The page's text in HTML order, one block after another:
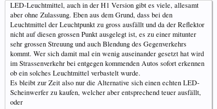
LED-Leuchtmittel, auch in der H1 Version gibt es viele, allesamt
aber ohne Zulassung. Eben aus dem Grund, dass bei den
Leuchtmittel der Leuchtpunkt zu gross ausfällt und da der Reflektor
nicht auf diesen grossen Punkt ausgelegt ist, es zu einer mitunter
sehr grossen Streuung und auch Blendung des Gegenverkehrs
kommt. Wer sich damit mal ein wenig auseinander gesetzt hat wird
im Strassenverkehr bei entgegen kommenden Autos sofort erkennen
ob ein solches Leuchtmittel verbastelt wurde.
Es bleibt zur Zeit also nur die Alternative sich einen echten LED-
Scheinwerfer zu kaufen, welcher aber entsprechend teuer ausfällt,
oder